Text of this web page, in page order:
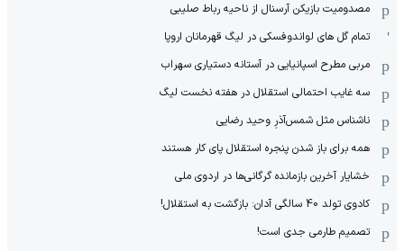
مصدومیت بازیکن آرسنال از ناحیه رباط صلیبی
تمام گل های لواندوفسکی در لیگ قهرمانان اروپا
مربی مطرح اسپانیایی در آستانه دستیاری سهراب
سه غایب احتمالی استقلال در هفته نخست لیگ
ناشناس مثل شمس‌آذرِ وحید رضایی
همه برای باز شدن پنجره استقلال پای کار هستند
خشایار آخرین بازمانده گرگانی‌ها در اردوی ملی
کادوی تولد 40 سالگی آدان: بازگشت به استقلال!
تصمیم طارمی جدی است!